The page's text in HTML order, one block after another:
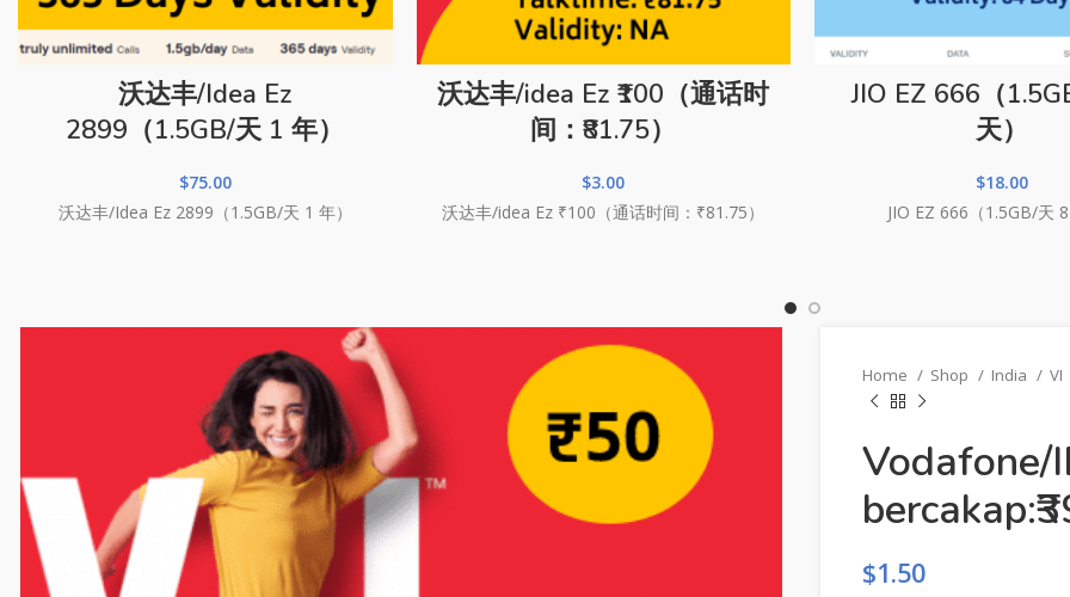
沃达丰/Idea Ez
2899（1.5GB/天 1 年）
$75.00
沃达丰/Idea Ez 2899（1.5GB/天 1 年）
沃达丰/idea Ez ₹100（通话时
间：₹81.75）
$3.00
沃达丰/idea Ez ₹100（通话时间：₹81.75）
JIO EZ 666（
天）
$18.00
JIO EZ 666（1.5GB/天
Home Shop India VI
Vodafone/
$1.50